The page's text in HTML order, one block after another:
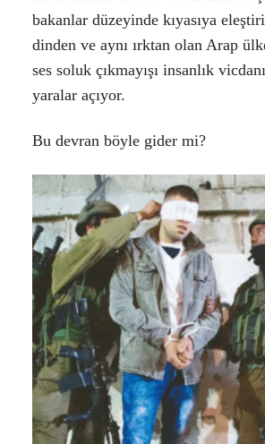
bakanlar düzeyinde kıyasıya
dinden ve aynı ırktan olan Arap
ses soluk çıkmayışı insanlık
yaralar açıyor.
Bu devran böyle gider mi?